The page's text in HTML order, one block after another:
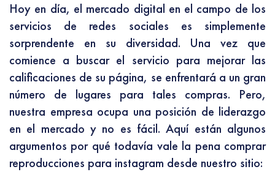
Hoy en día, el mercado digital en el campo de los
servicios de redes sociales es simplemente
sorprendente en su diversidad. Una vez que
comience a buscar el servicio para mejorar las
calificaciones de su página, se enfrentará a un gran
número de lugares para tales compras. Pero,
nuestra empresa ocupa una posición de liderazgo
en el mercado y no es fácil. Aquí están algunos
argumentos por qué todavía vale la pena comprar
reproducciones para instagram desde nuestro sitio: